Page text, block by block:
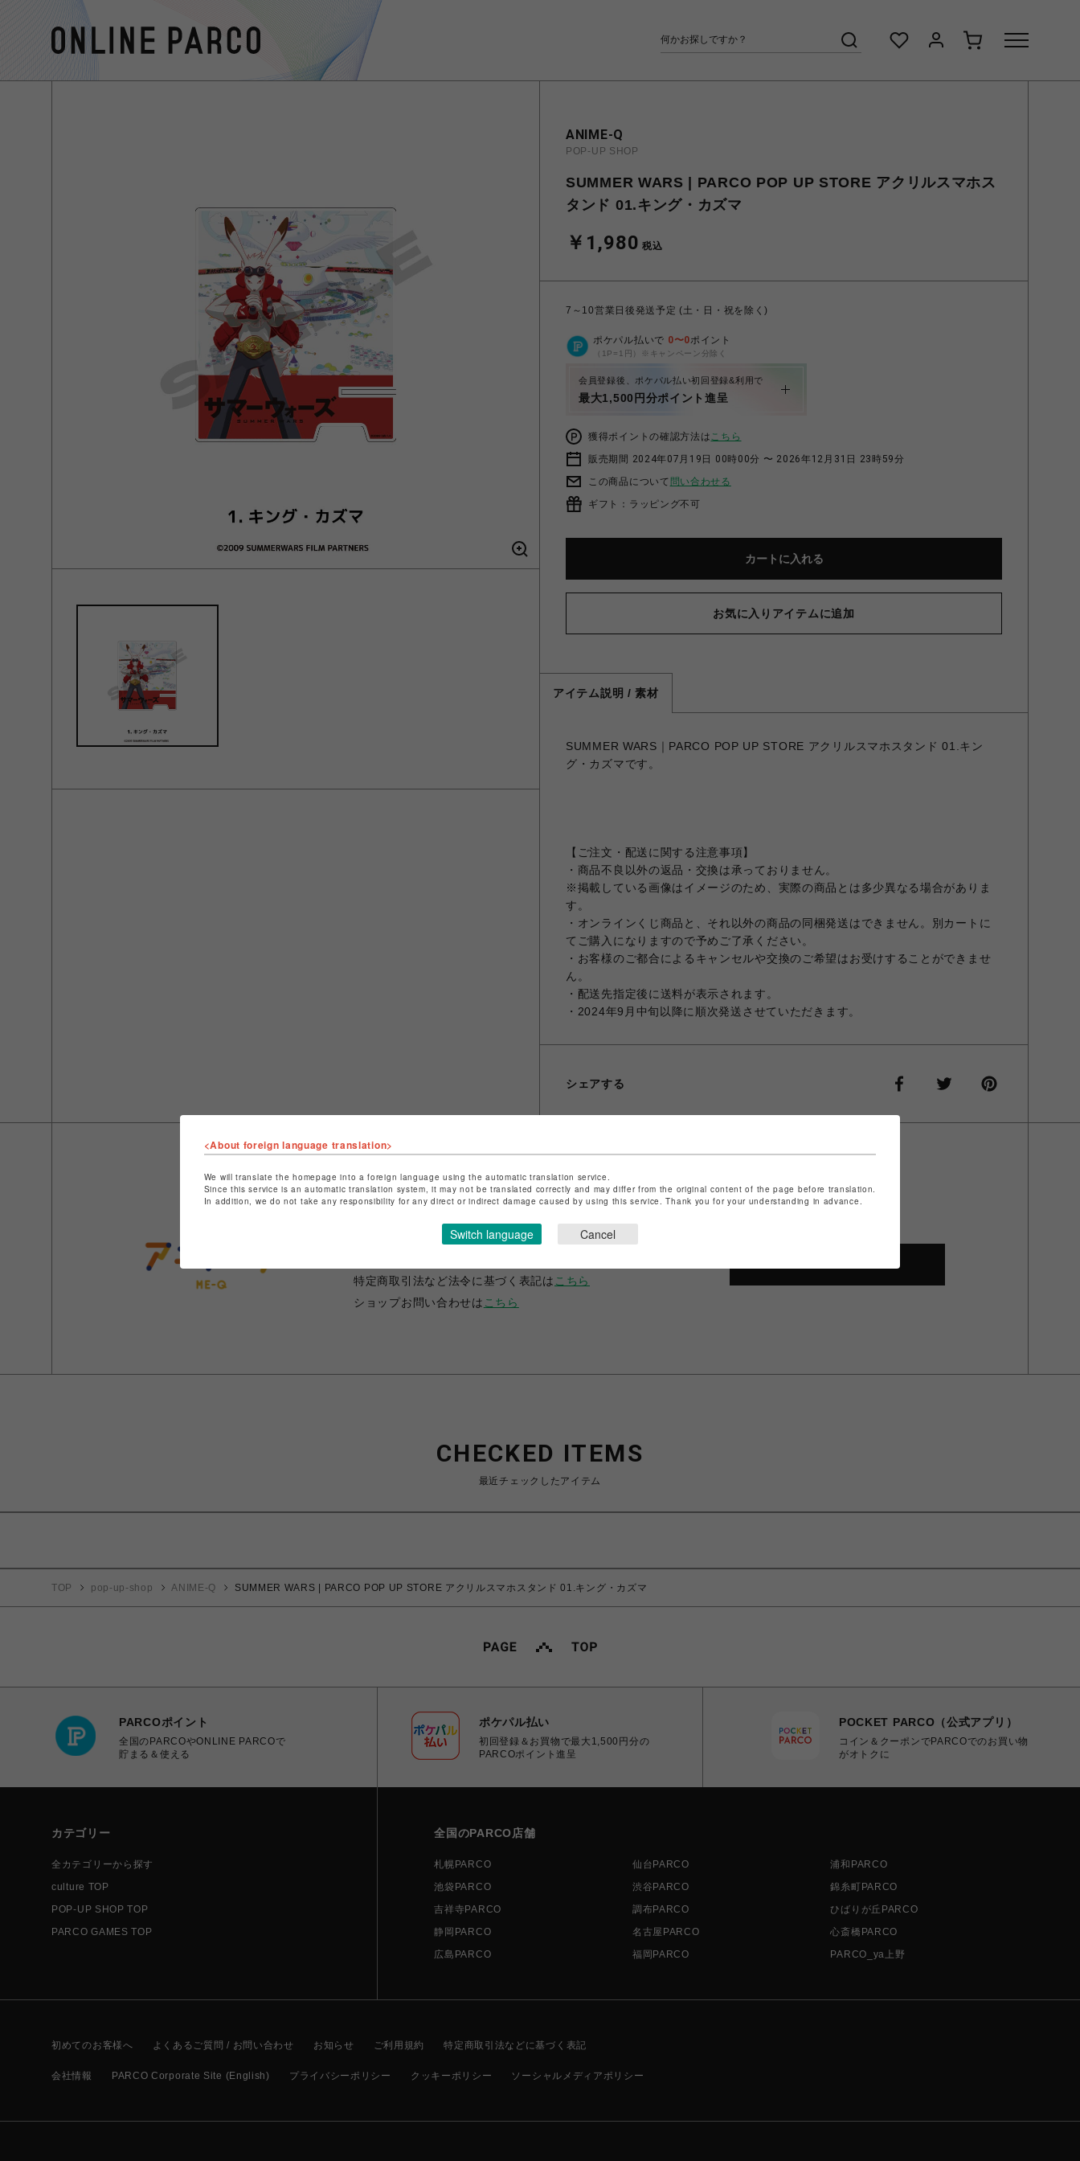
ANIME-Q
POP-UP SHOP
SUMMER WARS | PARCO POP UP STORE アクリルスマホス
タンド 01.キング・カズマ
￥1,980 税込
7～10営業日後発送予定 (土・日・祝を除く)
ポケパル払いで 0〜0ポイント
（1P=1円）※キャンペーン分除く
会員登録後、ポケパル払い初回登録&利用で
最大1,500円分ポイント進呈
獲得ポイントの確認方法はこちら
販売期間 2024年07月19日 00時00分 〜 2026年12月31日 23時59分
この商品について 問い合わせる
ギフト：ラッピング不可
カートに入れる
お気に入りアイテムに追加
アイテム説明 / 素材
SUMMER WARS｜PARCO POP UP STORE アクリルスマホスタンド 01.キン
グ・カズマです。
【ご注文・配送に関する注意事項】
・商品不良以外の返品・交換は承っておりません。
※掲載している画像はイメージのため、実際の商品とは多少異なる場合がありま
す。
・オンラインくじ商品と、それ以外の商品の同梱発送はできません。別カートに
てご購入になりますので予めご了承ください。
・お客様のご都合によるキャンセルや交換のご希望はお受けすることができませ
ん。
・配送先指定後に送料が表示されます。
・2024年9月中旬以降に順次発送させていただきます。
シェアする
ANIME-Q
POP-UP SHOP
特定商取引法など法令に基づく表記は こちら
ショップお問い合わせは こちら
CHECKED ITEMS
最近チェックしたアイテム
TOP pop-up-shop ANIME-Q SUMMER WARS | PARCO POP UP STORE アクリルスマホスタンド 01.キング・カズマ
PARCOポイント
全国のPARCOやONLINE PARCOで
貯まる＆使える
ポケパル払い
初回登録＆お買物で最大1,500円分の
PARCOポイント進呈
POCKET PARCO（公式アプリ）
コイン＆クーポンでPARCOでのお買い物
がオトクに
カテゴリー
全カテゴリーから探す
culture TOP
POP-UP SHOP TOP
PARCO GAMES TOP
全国のPARCO店舗
札幌PARCO 仙台PARCO
浦和PARCO
池袋PARCO
渋谷PARCO
錦糸町PARCO
吉祥寺PARCO
調布PARCO
ひばりが丘PARCO
静岡PARCO
名古屋PARCO
心斎橋PARCO
広島PARCO
福岡PARCO PARCO_ya上野
初めてのお客様へ よくあるご質問 / お問い合わせ お知らせ ご利用規約 特定商取引法などに基づく表記
会社情報 PARCO Corporate Site (English) プライバシーポリシー クッキーポリシー ソーシャルメディアポリシー
<About foreign language translation>
We will translate the homepage into a foreign language using the automatic translation service.
Since this service is an automatic translation system, it may not be translated correctly and may differ from the original content of the page before translation.
In addition, we do not take any responsibility for any direct or indirect damage caused by using this service. Thank you for your understanding in advance.
Switch language Cancel